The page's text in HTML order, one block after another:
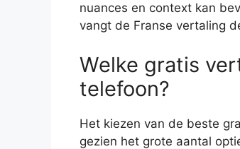
nuances en context kan
vangt de Franse vertaling
Welke gratis
telefoon?
Het kiezen van de beste
gezien het grote aantal